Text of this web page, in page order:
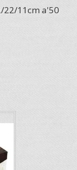
22/11cm a'50